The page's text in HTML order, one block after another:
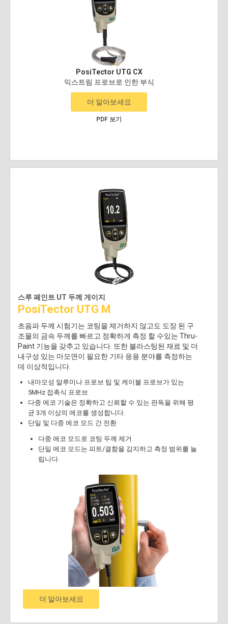
PosiTector UTG CX
익스트림 프로브로 인한 부식
더 알아보세요
PDF 보기
스루 페인트 UT 두께 게이지
PosiTector UTG M
초음파 두께 시험기는 코팅을 제거하지 않고도 도장 된 구
조물의 금속 두께를 빠르고 정확하게 측정 할 수있는 Thru-
Paint 기능을 갖추고 있습니다. 또한 블라스팅된 재료 및 더
내구성 있는 마모면이 필요한 기타 응용 분야를 측정하는
데 이상적입니다.
내마모성 알루미나 프로브 팁 및 케이블 프로브가 있는
5MHz 접촉식 프로브
다중 에코 기술은 정확하고 신뢰할 수 있는 판독을 위해 평
균 3개 이상의 에코를 생성합니다.
단일 및 다중 에코 모드 간 전환
다중 에코 모드로 코팅 두께 제거
단일 에코 모드는 피트/결함을 감지하고 측정 범위를 늘
립니다.
더 알아보세요